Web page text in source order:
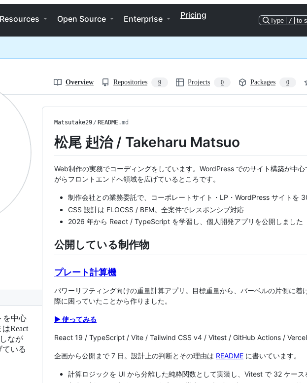
Resources Open Source Enterprise Pricing
Type / to
Overview Repositories 9 Projects 0 Packages 0
を中心
React
なが
ている
Matsutake29 / README.md
松尾 赳治 / Takeharu Matsuo
Web制作の実務でコーディングをしています。WordPress でのサイト構築が
がらフロントエンドへ領域を広げているところです。
制作会社との業務委託で、コーポレートサイト・LP・WordPress サイトを
CSS 設計は FLOCSS / BEM。全案件でレスポンシブ対応
2026 年から React / TypeScript を学習し、個人開発アプリを公開しました
公開している制作物
プレート計算機
パワーリフティング向けの重量計算アプリ。目標重量から、バーベルの片側に
際に困っていたことから作りました。
▶ 使ってみる
React 19 / TypeScript / Vite / Tailwind CSS v4 / Vitest / GitHub Actions / Vercel
企画から公開まで 7 日。設計上の判断とその理由は README に書いています。
計算ロジックを UI から分離した純粋関数として実装し、Vitest で 32 ケース